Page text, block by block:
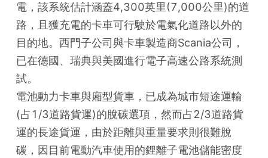
電，該系統估計涵蓋4,300英里(7,000公里)的道
路，且獲充電的卡車可行駛於電氣化道路以外的
目的地。西門子公司與卡車製造商Scania公司，
已在德國、瑞典與美國進行電子高速公路系統測
試。
電池動力卡車與廂型貨車，已成為城市短途運輸
(占1/3道路貨運)的脫碳選項，然而占2/3道路貨
運的長途貨運，由於距離與重量要求則很難脫
碳，因目前電動汽車使用的鋰離子電池儲能密度